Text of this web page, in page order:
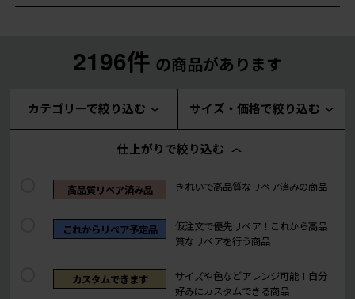
2196件 の商品があります
カテゴリーで絞り込む サイズ・価格で絞り込む
仕上がりで絞り込む
高品質リペア済み品 きれいで高品質なリペア済みの商品
これからリペア予定品
仮注文で優先リペア！これから高品
質なリペアを行う商品
カスタムできます
サイズや色などアレンジ可能！自分
好みにカスタムできる商品